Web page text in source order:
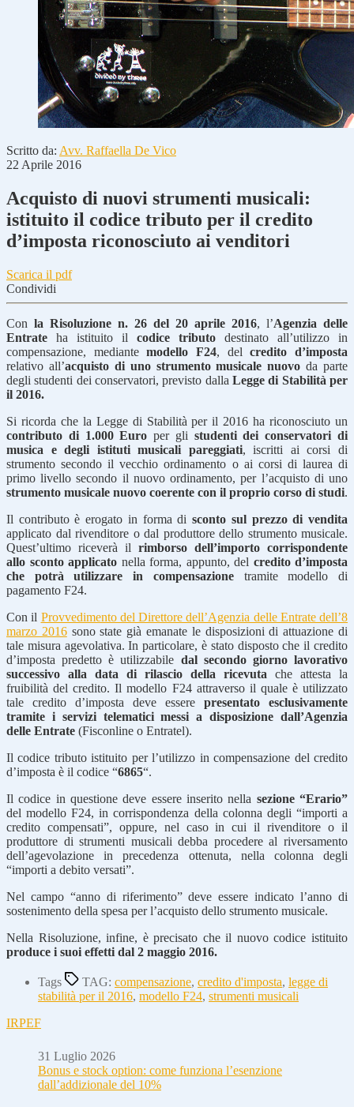
Scritto da: Avv. Raffaella De Vico
22 Aprile 2016
Acquisto di nuovi strumenti musicali:
istituito il codice tributo per il credito
d’imposta riconosciuto ai venditori
Scarica il pdf
Condividi
Con la Risoluzione n. 26 del 20 aprile 2016, l’Agenzia delle
Entrate ha istituito il codice tributo destinato all’utilizzo in
compensazione, mediantemodello F24, del credito d’imposta
relativo all’acquisto di uno strumento musicale nuovo da parte
degli studenti dei conservatori, previsto dalla Legge di Stabilità per
il 2016.
Si ricorda che la Legge di Stabilità per il 2016 ha riconosciuto un
contributo di 1.000 Euro per gli studenti dei conservatori di
musica e degli istituti musicali pareggiati, iscritti ai corsi di
strumento secondo il vecchio ordinamento o ai corsi di laurea di
primo livello secondo il nuovo ordinamento, per l’acquisto di uno
strumento musicale nuovo coerente con il proprio corso di studi.
Il contributo è erogato in forma disconto sul prezzo di vendita
applicato dal rivenditore o dal produttore dello strumento musicale.
Quest’ultimo riceverà il rimborso dell’importo corrispondente
allo sconto applicato nella forma, appunto, del credito d’imposta
che potrà utilizzare in compensazionetramite modello di
pagamento F24.
Con il Provvedimento del Direttore dell’Agenzia delle Entrate dell’8
marzo 2016sono state già emanate le disposizioni di attuazione di
tale misura agevolativa. In particolare, è stato disposto che il credito
d’imposta predetto è utilizzabile dal secondo giorno lavorativo
successivo alla data di rilascio della ricevuta che attesta la
fruibilità del credito. Il modello F24 attraverso il quale è utilizzato
tale credito d’imposta deve essere presentato esclusivamente
tramite i servizi telematici messi a disposizione dall’Agenzia
delle Entrate (Fisconline o Entratel).
Il codice tributo istituito per l’utilizzo in compensazione del credito
d’imposta è il codice “6865“.
Il codice in questione deve essere inserito nella sezione “Erario”
del modello F24, in corrispondenza della colonna degli “importi a
credito compensati”, oppure, nel caso in cui il rivenditore o il
produttore di strumenti musicali debba procedere al riversamento
dell’agevolazione in precedenza ottenuta, nella colonna degli
“importi a debito versati”.
Nel campo “anno di riferimento” deve essere indicato l’anno di
sostenimento della spesa per l’acquisto dello strumento musicale.
Nella Risoluzione, infine, è precisato che il nuovo codice istituito
produce i suoi effetti dal 2 maggio 2016.
Tags TAG: compensazione, credito d'imposta, legge di
stabilità per il 2016, modello F24, strumenti musicali
IRPEF
31 Luglio 2026
Bonus e stock option: come funziona l’esenzione
dall’addizionale del 10%